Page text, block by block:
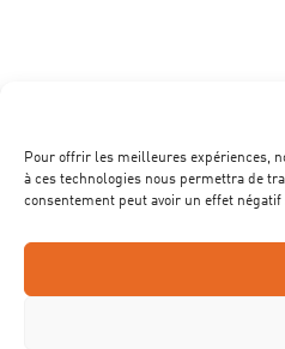
Pour offrir les meilleures expériences,
à ces technologies nous permettra de
consentement peut avoir un effet